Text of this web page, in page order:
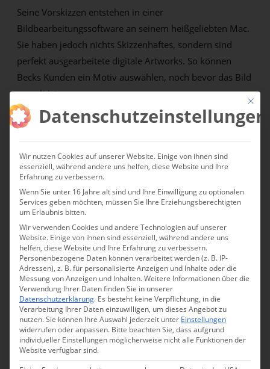
Seine Vorskizzen entstehen in einer
Bildbearbeitungssoftware an seinem heißgeliebten Mac.
Sie haben jedoch nichts Skizzenhaftes, sondern sind
perfekt ausgearbeitete digitale Artworks. So können
Becks Kunden ein Motiv auswählen, noch bevor das Bild
gemalt ist.
Die Bildelemente seiner Traumtheater findet er im
meist entscheidet er spontan aus dem Bauch heraus,
was in die Komposition aufgenommen wird.
Mit
Datenschutzeinstellungen
Wir nutzen Cookies auf unserer Website. Einige von ihnen sind
essenziell, während andere uns helfen, diese Website und Ihre
Erfahrung zu verbessern.
Wenn Sie unter 16 Jahre alt sind und Ihre Einwilligung zu optionalen
Services geben möchten, müssen Sie Ihre Erziehungsberechtigten
um Erlaubnis bitten.
Wir verwenden Cookies und andere Technologien auf unserer
Website. Einige von ihnen sind essenziell, während andere uns
helfen, diese Website und Ihre Erfahrung zu verbessern.
Personenbezogene Daten können verarbeitet werden (z. B. IP-
Adressen), z. B. für personalisierte Anzeigen und Inhalte oder die
Messung von Anzeigen und Inhalten.Weitere Informationen über die
Verwendung Ihrer Daten finden Sie in unserer
Datenschutzerklärung. Es besteht keine Verpflichtung, in die
Verarbeitung Ihrer Daten einzuwilligen, um dieses Angebot zu
nutzen.Sie können Ihre Auswahl jederzeit unter Einstellungen
widerrufen oder anpassen. Bitte beachten Sie, dass aufgrund
individueller Einstellungen möglicherweise nicht alle Funktionen der
Website verfügbar sind.